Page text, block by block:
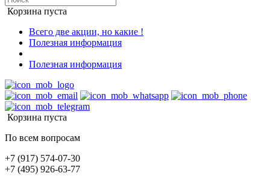
Корзина пуста
Всего две акции, но какие !
Полезная информация
Полезная информация
Корзина пуста
По всем вопросам
+7 (917) 574-07-30
+7 (495) 926-63-77